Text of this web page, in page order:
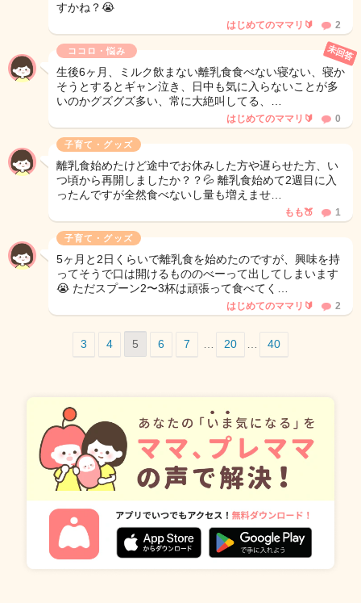
すかね？😭
はじめてのママリ🔰 2
ココロ・悩み
生後6ヶ月、ミルク飲まない離乳食食べない寝ない、寝か
そうとするとギャン泣き、日中も気に入らないことが多
いのかグズグズ多い、常に大絶叫してる、…
未回答
はじめてのママリ🔰 0
子育て・グッズ
離乳食始めたけど途中でお休みした方や遅らせた方、い
つ頃から再開しましたか？？💦 離乳食始めて2週目に入
ったんですが全然食べないし量も増えませ…
もも🍑 1
子育て・グッズ
5ヶ月と2日くらいで離乳食を始めたのですが、興味を持
ってそうで口は開けるもののべーって出してしまいます
😭 ただスプーン2〜3杯は頑張って食べてく…
はじめてのママリ🔰 2
3 4 5 6 7 20 40